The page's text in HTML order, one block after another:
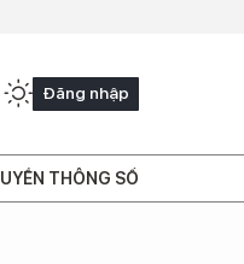
Đăng nhập
THÔNG SỐ